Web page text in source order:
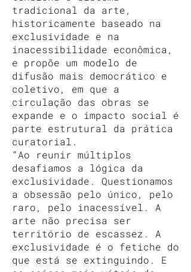
tradicional da arte,
historicamente baseado na
exclusividade e na
inacessibilidade econômica,
e propõe um modelo de
difusão mais democrático e
coletivo, em que a
circulação das obras se
expande e o impacto social é
parte estrutural da prática
curatorial.
“Ao reunir múltiplos
desafiamos a lógica da
exclusividade. Questionamos
a obsessão pelo único, pelo
raro, pelo inacessível. A
arte não precisa ser
território de escassez. A
exclusividade é o fetiche do
que está se extinguindo. E